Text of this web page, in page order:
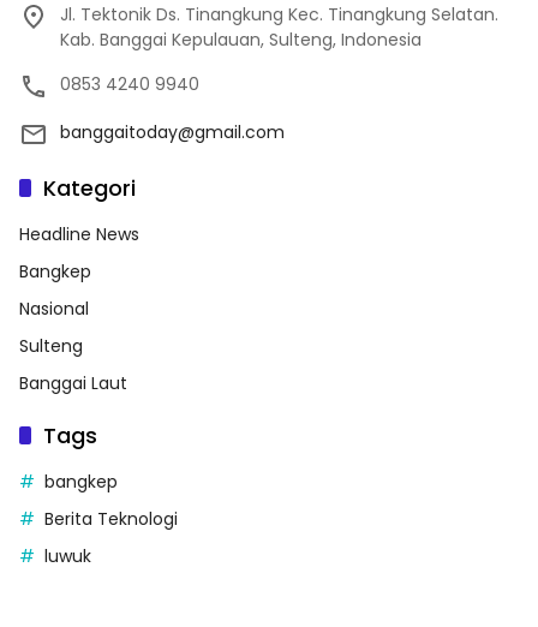
Jl. Tektonik Ds. Tinangkung Kec. Tinangkung Selatan.
Kab. Banggai Kepulauan, Sulteng, Indonesia
0853 4240 9940
banggaitoday@gmail.com
Kategori
Headline News
Bangkep
Nasional
Sulteng
Banggai Laut
Tags
bangkep
Berita Teknologi
luwuk